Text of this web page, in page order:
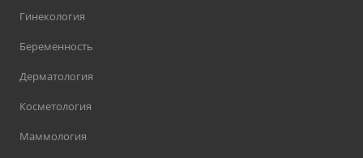
Гинекология
Беременность
Дерматология
Косметология
Маммология